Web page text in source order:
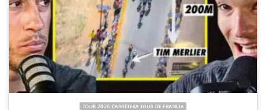
TOUR 2026 CARRETERA TOUR DE FRANCIA